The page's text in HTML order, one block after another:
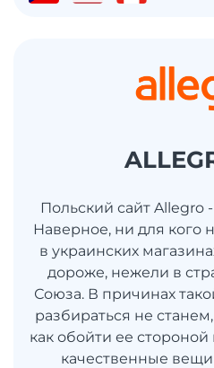
Польский сайт Allegro
Наверное, ни для кого
в украинских
дороже, нежели в
Союза. В причинах
разбираться не
как обойти ее
качественные